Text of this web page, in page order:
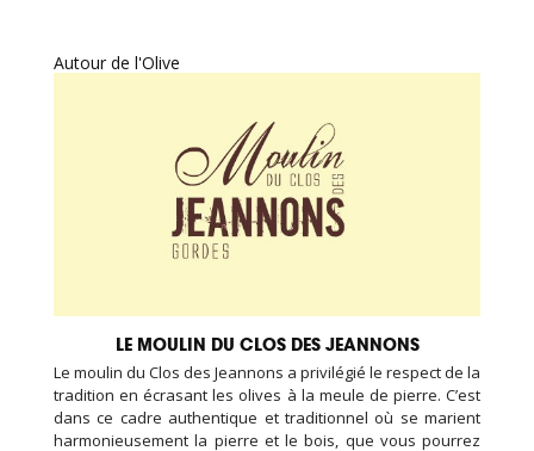
Autour de l'Olive
LE MOULIN DU CLOS DES JEANNONS
Le moulin du Clos des Jeannons a privilégié le respect de la
tradition en écrasant les olives à la meule de pierre. C’est
dans ce cadre authentique et traditionnel où se marient
harmonieusement la pierre et le bois, que vous pourrez